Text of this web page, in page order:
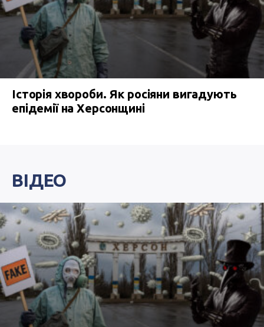
Історія хвороби. Як росіяни вигадують
епідемії на Херсонщині
ВІДЕО